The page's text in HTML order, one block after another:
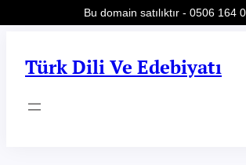
Türk Dili Ve Edebiyatı
Bu domain satılıktır - 0506 164